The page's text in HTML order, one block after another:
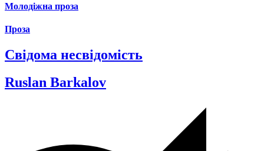
Молодіжна проза
Проза
Свідома несвідомість
Ruslan Barkalov